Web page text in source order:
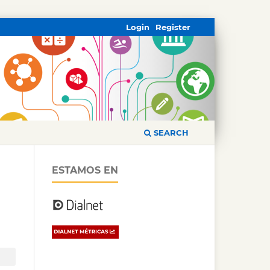
SEARCH
Register
Login
ESTAMOS EN